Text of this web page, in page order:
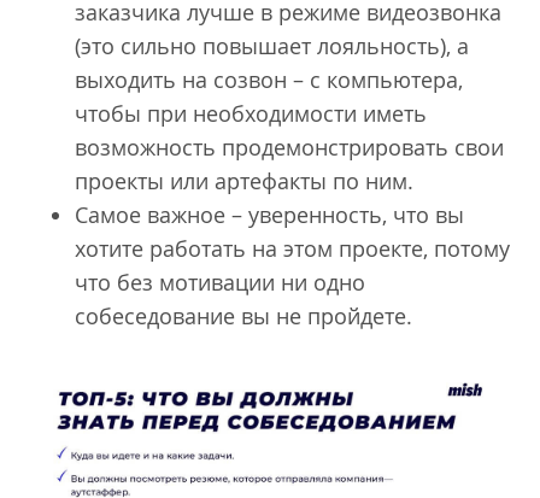
заказчика лучше в режиме видеозвонка
(это сильно повышает лояльность), а
выходить на созвон – с компьютера,
чтобы при необходимости иметь
возможность продемонстрировать свои
проекты или артефакты по ним.
Самое важное – уверенность, что вы
хотите работать на этом проекте, потому
что без мотивации ни одно
собеседование вы не пройдете.